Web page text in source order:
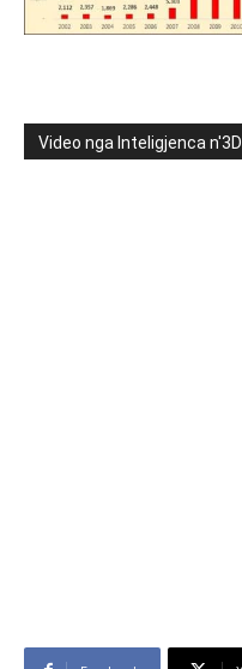
Video nga Inteligjenca